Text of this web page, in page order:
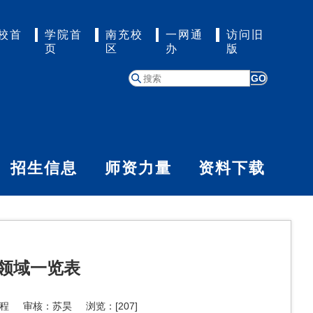
首
学院首
页
南充校
区
一网通
办
访问旧
版
GO
招生信息 师资力量 资料下载
域一览表
程 审核：苏昊 浏览：[207]